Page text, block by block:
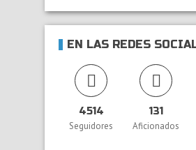
EN LAS REDES
4514
Seguidores
131
Aficionados